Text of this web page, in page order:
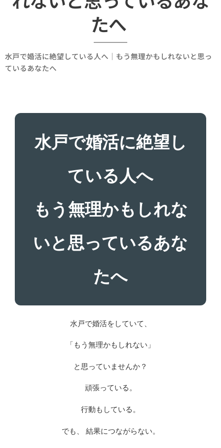
たへ
水戸で婚活に絶望している人へ｜もう無理かもしれないと思っ
ているあなたへ
水戸で婚活に絶望し
ている人へ
もう無理かもしれな
いと思っているあな
たへ
水戸で婚活をしていて、
「もう無理かもしれない」
と思っていませんか？
頑張っている。
行動もしている。
でも、 結果につながらない。